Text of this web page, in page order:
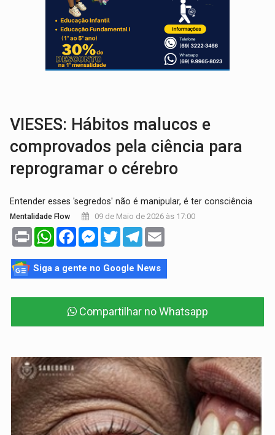
ELAS DECIDEM: Mulheres são maioria e representam 52% do eleitorado de
NO CARRO: Homem é preso com pistola 9mm durante abordagem da Força
TRÁGICO: Pai do 'Xandy Motocross' morre em
VIESES: Hábitos malucos e
comprovados pela ciência para
reprogramar o cérebro
Entender esses 'segredos' não é manipular, é ter consciência
Mentalidade Flow 09 de Maio de 2026 às 17:00
Print WhatsAppFacebookMessenger
TwitterTelegram
Siga a gente no Google News
Compartilhar no Whatsapp